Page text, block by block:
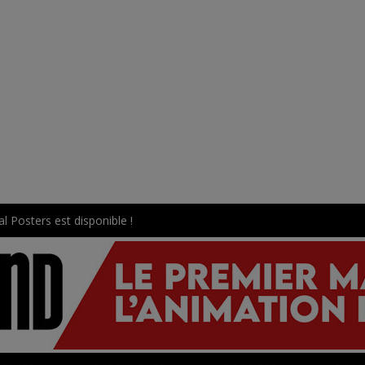
Posters est disponible !